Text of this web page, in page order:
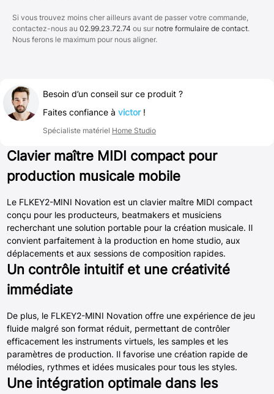
Si vous trouvez moins cher ailleurs avant de passer votre commande,
contactez-nous au 02.99.23.72.74 ou sur notre formulaire de contact.
Nous ferons le maximum pour nous aligner.
Besoin d’un conseil sur ce produit ?
Faites confiance à victor!
Spécialiste matériel Home Studio
Clavier maître MIDI compact pour
production musicale mobile
Le FLKEY2-MINI Novation est un clavier maître MIDI compact
conçu pour les producteurs, beatmakers et musiciens
recherchant une solution portable pour la création musicale. Il
convient parfaitement à la production en home studio, aux
déplacements et aux sessions de composition rapides.
Un contrôle intuitif et une créativité
immédiate
De plus, le FLKEY2-MINI Novation offre une expérience de jeu
fluide malgré son format réduit, permettant de contrôler
efficacement les instruments virtuels, les samples et les
paramètres de production. Il favorise une création rapide de
mélodies, rythmes et idées musicales pour tous les styles.
Une intégration optimale dans les